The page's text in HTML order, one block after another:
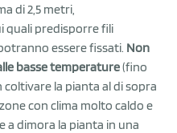
di 2,5 metri,
quali predisporre fili
essere fissati. Non
basse temperature(fino
coltivare la pianta al di sopra
con clima molto caldo e
a dimora la pianta in una